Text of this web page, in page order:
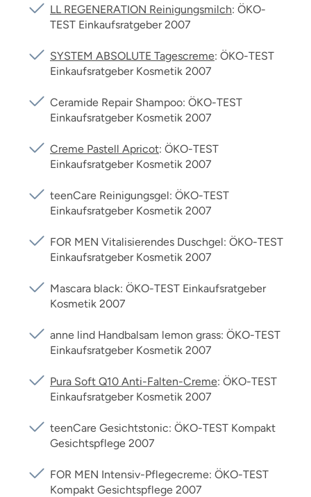
LL REGENERATION Reinigungsmilch: ÖKO-
TEST Einkaufsratgeber 2007
SYSTEM ABSOLUTE Tagescreme: ÖKO-TEST
Einkaufsratgeber Kosmetik 2007
Ceramide Repair Shampoo: ÖKO-TEST
Einkaufsratgeber Kosmetik 2007
Creme Pastell Apricot: ÖKO-TEST
Einkaufsratgeber Kosmetik 2007
teenCare Reinigungsgel: ÖKO-TEST
Einkaufsratgeber Kosmetik 2007
FOR MEN Vitalisierendes Duschgel: ÖKO-TEST
Einkaufsratgeber Kosmetik 2007
Mascara black: ÖKO-TEST Einkaufsratgeber
Kosmetik 2007
anne lind Handbalsam lemon grass: ÖKO-TEST
Einkaufsratgeber Kosmetik 2007
Pura Soft Q10 Anti-Falten-Creme: ÖKO-TEST
Einkaufsratgeber Kosmetik 2007
teenCare Gesichtstonic: ÖKO-TEST Kompakt
Gesichtspflege 2007
FOR MEN Intensiv-Pflegecreme: ÖKO-TEST
Kompakt Gesichtspflege 2007